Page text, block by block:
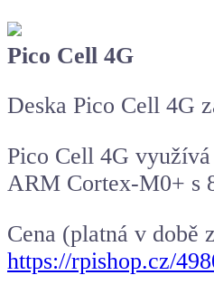
Pico Cell 4G
Deska Pico Cell 4G
Pico Cell 4G
ARM Cortex-M0+ s
Cena (platná v době
https://rpishop.cz/